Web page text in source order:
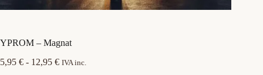
YPROM – Magnat
5,95 € - 12,95 €Rango
IVA inc.